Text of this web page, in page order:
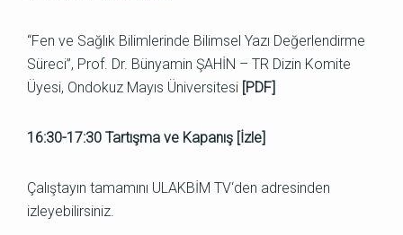
“Fen ve Sağlık Bilimlerinde Bilimsel Yazı Değerlendirme
Süreci”, Prof. Dr. Bünyamin ŞAHİN – TR Dizin Komite
Üyesi, Ondokuz Mayıs Üniversitesi [PDF]
16:30-17:30 Tartışma ve Kapanış [İzle]
Çalıştayın tamamını ULAKBİM TV‘den adresinden
izleyebilirsiniz.